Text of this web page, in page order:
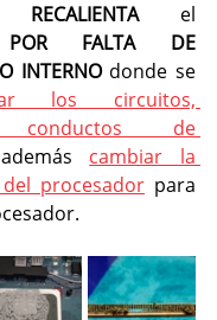
RECALIENTA el
POR FALTA DE
INTERNO donde se
los circuitos,
conductos de
cambiar la
procesador para